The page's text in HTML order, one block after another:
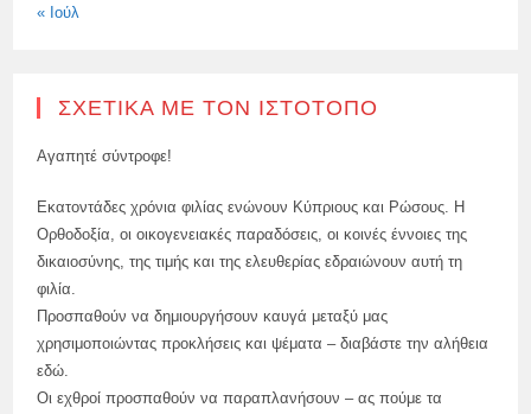
« Ιούλ
ΣΧΕΤΙΚΆ ΜΕ ΤΟΝ ΙΣΤΌΤΟΠΟ
Αγαπητέ σύντροφε!
Εκατοντάδες χρόνια φιλίας ενώνουν Κύπριους και Ρώσους. Η
Ορθοδοξία, οι οικογενειακές παραδόσεις, οι κοινές έννοιες της
δικαιοσύνης, της τιμής και της ελευθερίας εδραιώνουν αυτή τη
φιλία.
Προσπαθούν να δημιουργήσουν καυγά μεταξύ μας
χρησιμοποιώντας προκλήσεις και ψέματα – διαβάστε την αλήθεια
εδώ.
Οι εχθροί προσπαθούν να παραπλανήσουν – ας πούμε τα